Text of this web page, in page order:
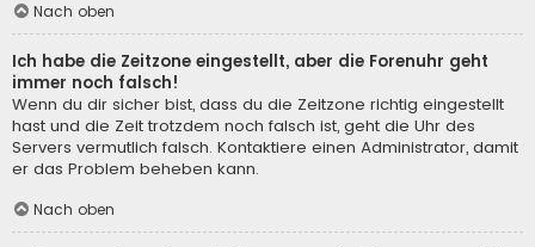
Nach oben
Ich habe die Zeitzone eingestellt, aber die Forenuhr geht
immer noch falsch!
Wenn du dir sicher bist, dass du die Zeitzone richtig eingestellt
hast und die Zeit trotzdem noch falsch ist, geht die Uhr des
Servers vermutlich falsch. Kontaktiere einen Administrator, damit
er das Problem beheben kann.
Nach oben